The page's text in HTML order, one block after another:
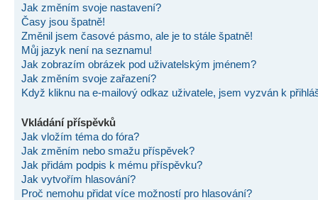
Jak změním svoje nastavení?
Časy jsou špatně!
Změnil jsem časové pásmo, ale je to stále špatně!
Můj jazyk není na seznamu!
Jak zobrazím obrázek pod uživatelským jménem?
Jak změním svoje zařazení?
Když kliknu na e-mailový odkaz uživatele, jsem vyzván k
Vkládání příspěvků
Jak vložím téma do fóra?
Jak změním nebo smažu příspěvek?
Jak přidám podpis k mému příspěvku?
Jak vytvořím hlasování?
Proč nemohu přidat více možností pro hlasování?